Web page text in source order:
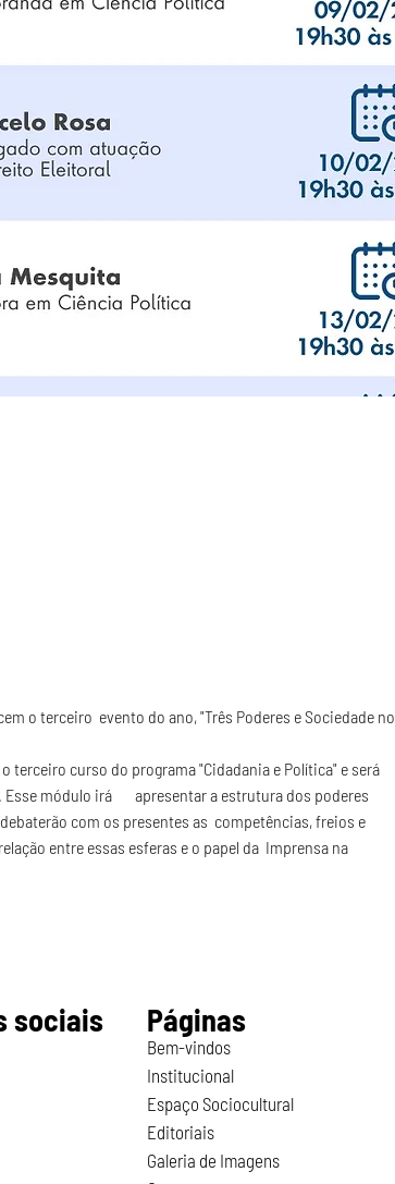
o terceiro  evento do ano, "Três Poderes e Sociedade no
terceiro curso do programa "Cidadania e Política" e será
módulo irá       apresentar a estrutura dos poderes
com os presentes as  competências, freios e
entre essas esferas e o papel da  Imprensa na
sociais Páginas
Bem-vindos
Institucional
Espaço Sociocultural
Editoriais
Galeria de Imagens